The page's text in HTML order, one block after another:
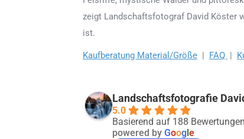
zeigt Landschaftsfotograf David Köster
ist.
Kaufberatung Material/Größe | FAQ |
Landschaftsfotografie
5.0
Basierend auf 188 Bewertungen
powered by Google